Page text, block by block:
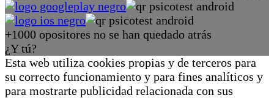
+1000 opositores no se han quedado atrás
¿Y tú?
Esta web utiliza cookies propias y de terceros para
su correcto funcionamiento y para fines analíticos y
para mostrarte publicidad relacionada con sus